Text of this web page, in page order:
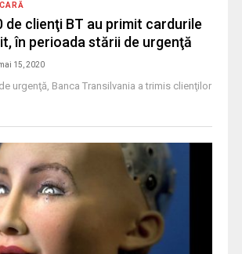
de clienţi BT au primit cardurile
în perioada stării de urgenţă
15, 2020
urgenţă, Banca Transilvania a trimis clienţilor